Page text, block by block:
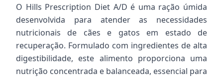
O Hills Prescription Diet A/D é uma ração úmida
desenvolvida para atender as necessidades
nutricionais de cães e gatos em estado de
recuperação. Formulado com ingredientes de alta
digestibilidade, este alimento proporciona uma
nutrição concentrada e balanceada, essencial para